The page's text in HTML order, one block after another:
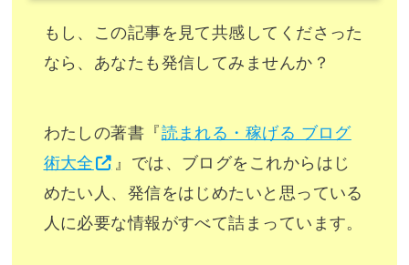
もし、この記事を見て共感してくださった
なら、あなたも発信してみませんか？
わたしの著書『読まれる・稼げる ブログ
術大全
』では、ブログをこれからはじ
めたい人、発信をはじめたいと思っている
人に必要な情報がすべて詰まっています。